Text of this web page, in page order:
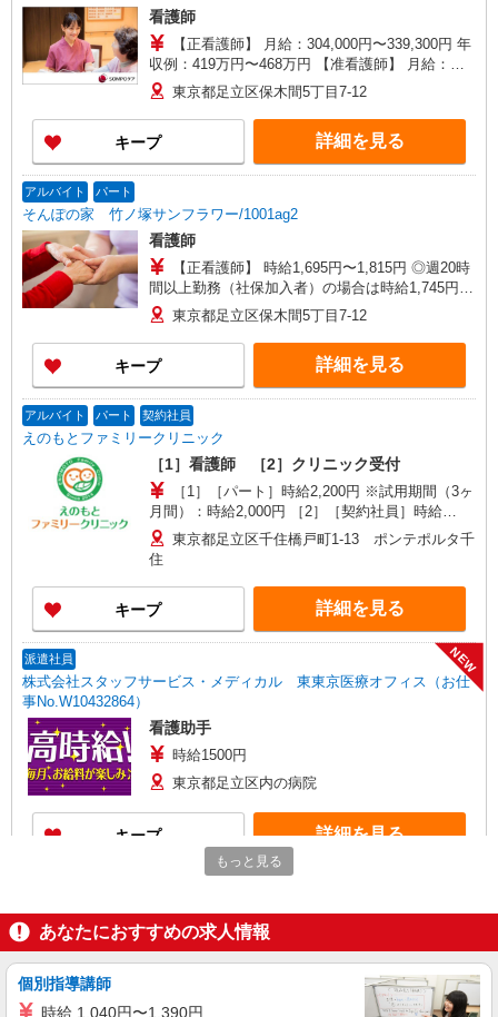
看護師
【正看護師】 月給：304,000円〜339,300円 年
収例：419万円〜468万円 【准看護師】 月給：
278,300円〜313,600円 年収例：383万円〜432万円
【賞与】あり（年2回） ※月給は職務手当、働き
がい向上手当、日祝手当（月平均2回分）等、 毎
月平均的に支払われる手当を含みます。 ◎月給は
経験により異なります。 ◎残業時は別途時間外手
年支給
東京都足立区保木間5丁目7-12
キープ 詳細を見る
アルバイト パート
そんぽの家 竹ノ塚サンフラワー/1001ag2
看護師
【正看護師】 時給1,695円〜1,815円 ◎週20時
間以上勤務（社保加入者）の場合は時給1,745円〜
1,865円 【准看護師】 時給1,395円〜1,515円 ◎週
20時間以上勤務（社保加入者）の場合は時給1,445
円〜1,565円 ※各種手当込 ※時給は経験により異
なる
東京都足立区保木間5丁目7-12
キープ 詳細を見る
アルバイト パート 契約社員
えのもとファミリークリニック
［1］看護師 ［2］クリニック受付
［1］［パート］時給2,200円 ※試用期間（3ヶ
月間）：時給2,000円 ［2］［契約社員］時給
1,226円〜1,500円 ※医療事務経験年数により異な
る ※試用期間（3ヶ月間）：時給1,226円〜1,400
円
東京都足立区千住橋戸町1-13 ポンテポルタ千
住
キープ 詳細を見る
派遣社員
株式会社スタッフサービス・メディカル 東東京医療オフィス（お仕
事No.W10432864）
NEW
看護助手
時給1500円
東京都足立区内の病院
キープ 詳細を見る
事No.W10515926）
看護助手
東京都足立区内の病院
もっと見る
あなたにおすすめの求人情報
個別指導講師
時給 1,040円〜1,390円